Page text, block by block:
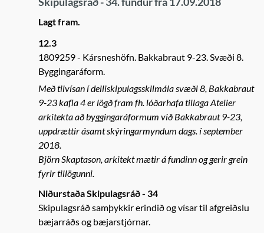
Lagt fram.
12.3
1809259
Kársneshöfn. Bakkabraut 9-23. Svæði 8.
Byggingaráform.
Með tilvísan í deiliskipulagsskilmála svæði 8, Bakkabraut
9-23 kafla 4 er lögð fram fh. lóðarhafa tillaga Atelier
arkitekta að byggingaráformum við Bakkabraut 9-23,
uppdrættir ásamt skýringarmyndum dags. í september
2018.
Björn Skaptason, arkitekt mætir á fundinn og gerir grein
fyrir tillögunni.
Niðurstaða Skipulagsráð - 34
Skipulagsráð samþykkir erindið og vísar til afgreiðslu
bæjarráðs og bæjarstjórnar.